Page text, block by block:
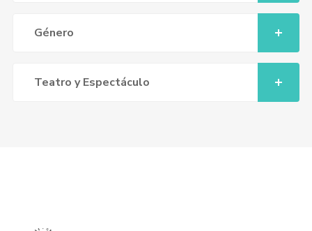
Género
Teatro y Espectáculo